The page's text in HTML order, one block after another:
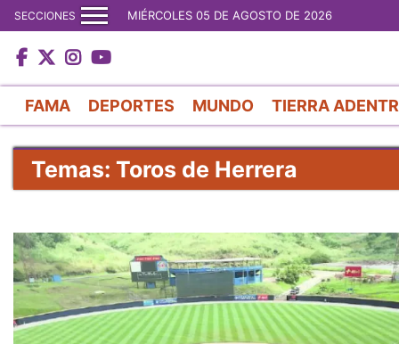
SECCIONES MIÉRCOLES 05 DE AGOSTO DE 2026
FAMA DEPORTES MUNDO TIERRA
Temas: Toros de Herrera